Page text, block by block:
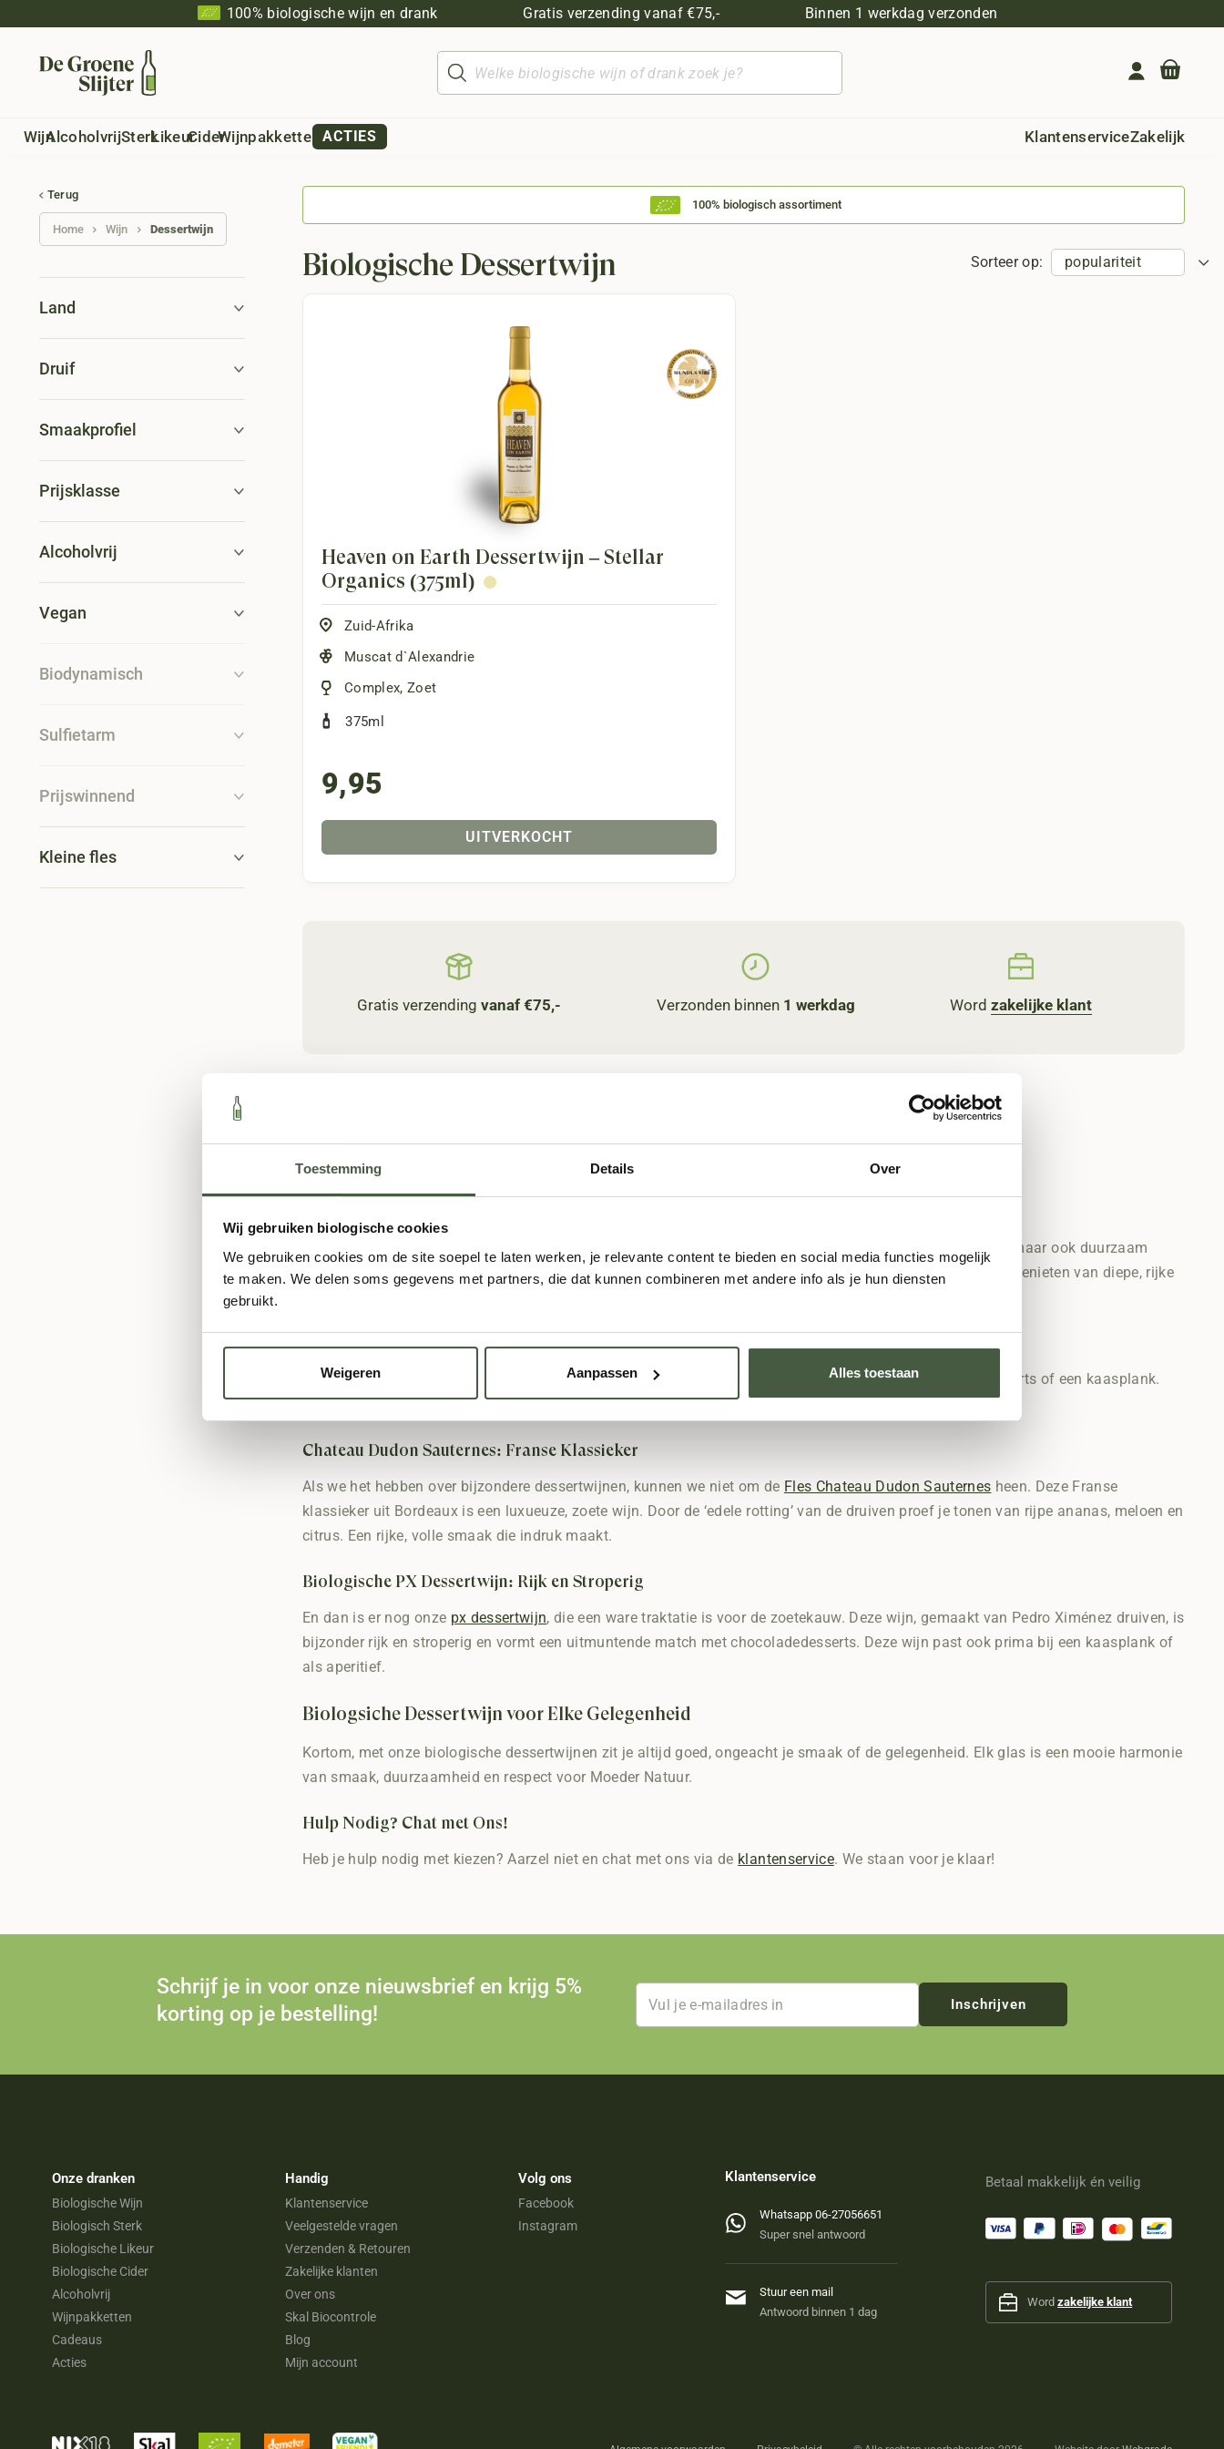
Toestemming Details Over
Wij gebruiken biologische cookies
We gebruiken cookies om de site soepel te laten werken, je relevante content te bieden en social media functies mogelijk
te maken. We delen soms gegevens met partners, die dat kunnen combineren met andere info als je hun diensten
gebruikt.
Weigeren Aanpassen Alles toestaan
100% biologische wijn en drank Gratis verzending vanaf €75,- Binnen 1 werkdag verzonden
Producten
zoeken
WijnAlcoholvrijSterkLikeurCiderWijnpakketten ACTIES KlantenserviceZakelijk
100% biologisch assortiment
Biologische Dessertwijn Sorteer op:
Heaven on Earth Dessertwijn – Stellar
Organics (375ml)
Zuid-Afrika
Muscat d`Alexandrie
Complex,Zoet
375ml
9,95
UITVERKOCHT
Gratis verzendingvanaf €75,- Verzonden binnen 1 werkdag Word zakelijke klant
Bij De Groene Slijter vind je een bijzondere selectie biologische dessertwijn die niet alleen verrukkelijk zijn, maar ook duurzaam
geproduceerd. We gebruiken enkel druiven die geteeld zijn met milieuvriendelijke technieken, zodat je kunt genieten van diepe, rijke
Biologische Muscat: Zoet en Complex
Onze dessertwijn
staat bekend om zijn zoete aroma’s en complexe smaak. Perfect bij fruitige desserts of een kaasplank.
Ook bieden we een selectie witte dessertwijn, ideaal bij lichte toetjes zoals panna cotta of sorbet.
Chateau Dudon Sauternes: Franse Klassieker
Als we het hebben over bijzondere dessertwijnen, kunnen we niet om de Fles Chateau Dudon Sauternes heen. Deze Franse
klassieker uit Bordeaux is een luxueuze, zoete wijn. Door de ‘edele rotting’ van de druiven proef je tonen van rijpe ananas, meloen en
citrus. Een rijke, volle smaak die indruk maakt.
Biologische PX Dessertwijn: Rijk en Stroperig
En dan is er nog onze px dessertwijn, die een ware traktatie is voor de zoetekauw. Deze wijn, gemaakt van Pedro Ximénez druiven, is
bijzonder rijk en stroperig en vormt een uitmuntende match met chocoladedesserts. Deze wijn past ook prima bij een kaasplank of
als aperitief.
Biologsiche Dessertwijn voor Elke Gelegenheid
Kortom, met onze biologische dessertwijnen zit je altijd goed, ongeacht je smaak of de gelegenheid. Elk glas is een mooie harmonie
van smaak, duurzaamheid en respect voor Moeder Natuur.
Hulp Nodig? Chat met Ons!
Heb je hulp nodig met kiezen? Aarzel niet en chat met ons via de klantenservice. We staan voor je klaar!
Terug
Home Wijn Dessertwijn
Land
Druif
Smaakprofiel
Prijsklasse
Alcoholvrij
Vegan
Biodynamisch
Sulfietarm
Prijswinnend
Kleine fles
Schrijf je in voor onze nieuwsbrief en krijg 5%
korting op je bestelling!
Inschrijven
Onze dranken
Biologische Wijn
Biologisch Sterk
Biologische Likeur
Biologische Cider
Alcoholvrij
Wijnpakketten
Cadeaus
Acties
Handig
Klantenservice
Veelgestelde vragen
Verzenden & Retouren
Zakelijke klanten
Over ons
Skal Biocontrole
Blog
Mijn account
Volg ons
Facebook
Instagram
Klantenservice
Whatsapp 06-27056651
Super snel antwoord
Stuur een mail
Antwoord binnen 1 dag
Betaal makkelijk én veilig
Wordzakelijke klant